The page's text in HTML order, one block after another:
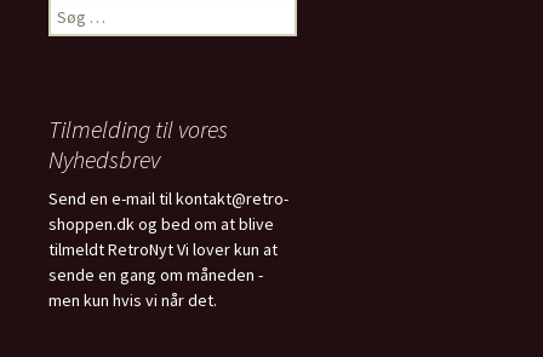
Søg
efter:
Tilmelding til vores
Nyhedsbrev
Send en e-mail til kontakt@retro-
shoppen.dk og bed om at blive
tilmeldt RetroNyt Vi lover kun at
sende en gang om måneden -
men kun hvis vi når det.